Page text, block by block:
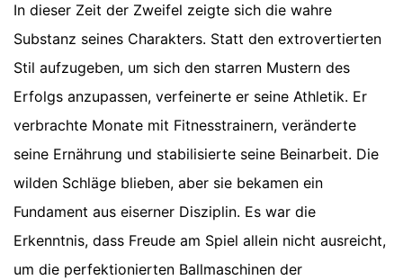
In dieser Zeit der Zweifel zeigte sich die wahre
Substanz seines Charakters. Statt den extrovertierten
Stil aufzugeben, um sich den starren Mustern des
Erfolgs anzupassen, verfeinerte er seine Athletik. Er
verbrachte Monate mit Fitnesstrainern, veränderte
seine Ernährung und stabilisierte seine Beinarbeit. Die
wilden Schläge blieben, aber sie bekamen ein
Fundament aus eiserner Disziplin. Es war die
Erkenntnis, dass Freude am Spiel allein nicht ausreicht,
um die perfektionierten Ballmaschinen der